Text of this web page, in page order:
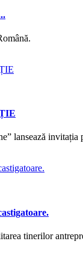
lansează
tinerilor